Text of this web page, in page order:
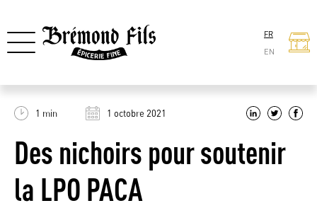
FR
EN
1 min 1 octobre 2021
Des nichoirs pour soutenir
la LPO PACA